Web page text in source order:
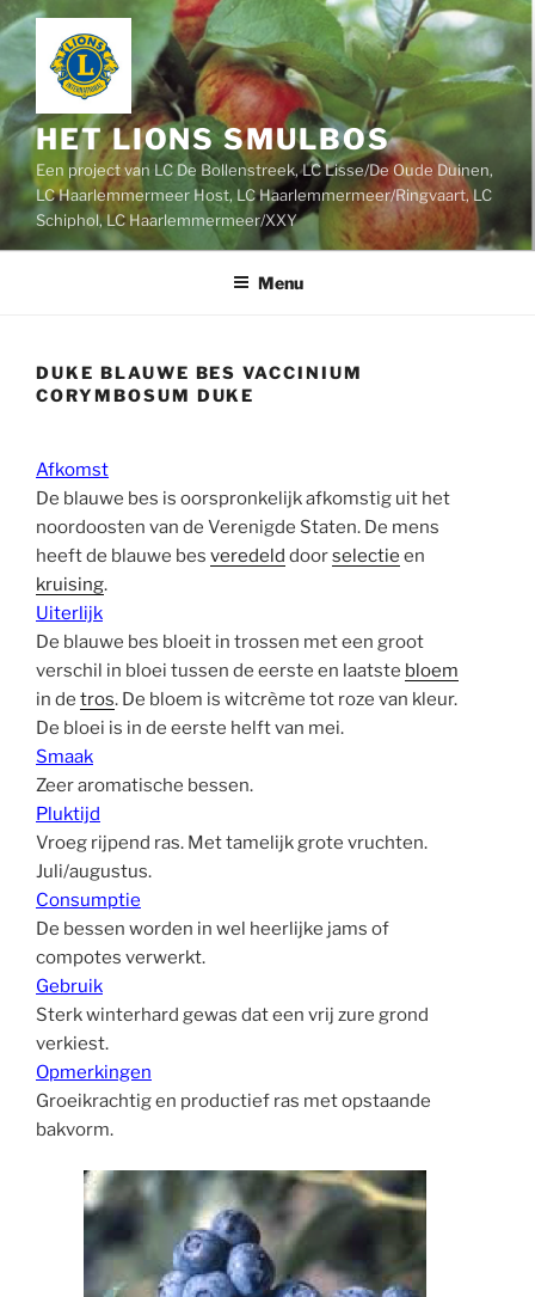
Ga
naar
inhoud
HET LIONS SMULBOS
Een project van LC De Bollenstreek, LC Lisse/De Oude Duinen,
LC Haarlemmermeer Host, LC Haarlemmermeer/Ringvaart, LC
Schiphol, LC Haarlemmermeer/XXY
Menu
DUKE BLAUWE BES VACCINIUM
CORYMBOSUM DUKE
Afkomst
De blauwe bes is oorspronkelijk afkomstig uit het
noordoosten van de Verenigde Staten. De mens
heeft de blauwe bes veredeld doorselectie en
kruising.
Uiterlijk
De blauwe bes bloeit in trossen met een groot
verschil in bloei tussen de eerste en laatste bloem
in de tros. De bloem is witcrème tot roze van kleur.
De bloei is in de eerste helft van mei.
Smaak
Zeer aromatische bessen.
Pluktijd
Vroeg rijpend ras. Met tamelijk grote vruchten.
Juli/augustus.
Consumptie
De bessen worden in wel heerlijke jams of
compotes verwerkt.
Gebruik
Sterk winterhard gewas dat een vrij zure grond
verkiest.
Opmerkingen
Groeikrachtig en productief ras met opstaande
bakvorm.